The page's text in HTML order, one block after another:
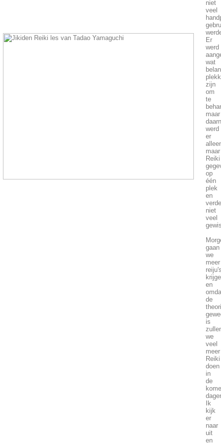
niet
veel
Er
werd
wat
zijn
om
te
maar
werd
er
maar
Reiki
op
één
plek
en
niet
veel
gaan
we
meer
en
de
is
we
veel
meer
Reiki
doen
in
de
Ik
kijk
er
naar
uit
en